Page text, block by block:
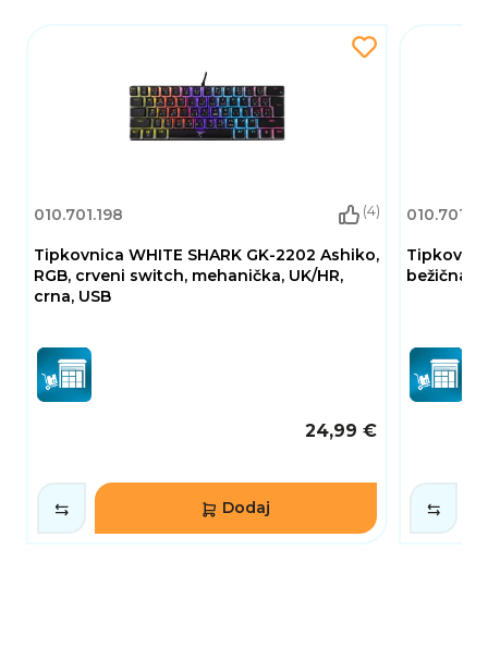
010.701.198 (4)
Tipkovnica WHITE SHARK GK-2202 Ashiko,
RGB, crveni switch, mehanička, UK/HR,
crna, USB
24,99 €
Dodaj
bežična,